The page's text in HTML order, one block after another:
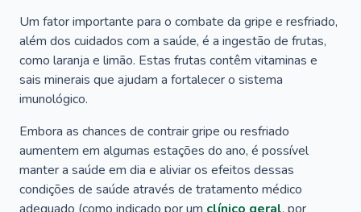
Um fator importante para o combate da gripe e resfriado,
além dos cuidados com a saúde, é a ingestão de frutas,
como laranja e limão. Estas frutas contêm vitaminas e
sais minerais que ajudam a fortalecer o sistema
imunológico.
Embora as chances de contrair gripe ou resfriado
aumentem em algumas estações do ano, é possível
manter a saúde em dia e aliviar os efeitos dessas
condições de saúde através de tratamento médico